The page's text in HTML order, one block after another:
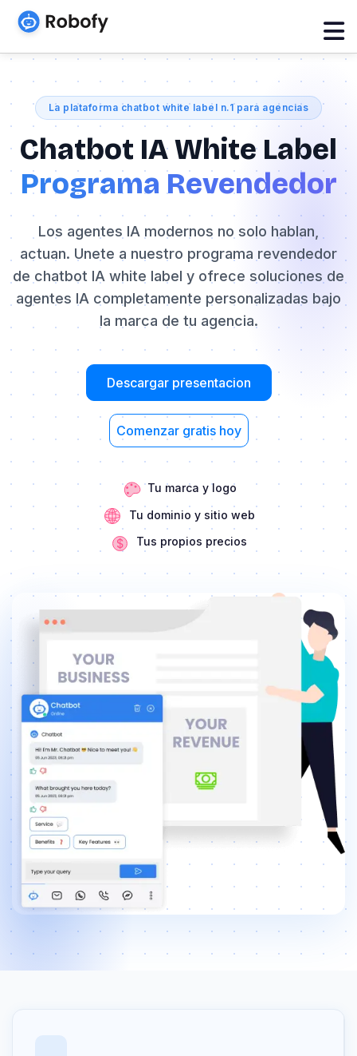
La plataforma chatbot white label n.1 para agencias
Chatbot IA White Label
Programa Revendedor
Los agentes IA modernos no solo hablan,
actuan. Unete a nuestro programa revendedor
de chatbot IA white label y ofrece soluciones de
agentes IA completamente personalizadas bajo
la marca de tu agencia.
Descargar presentacion
Comenzar gratis hoy
Tu marca y logo
Tu dominio y sitio web
Tus propios precios